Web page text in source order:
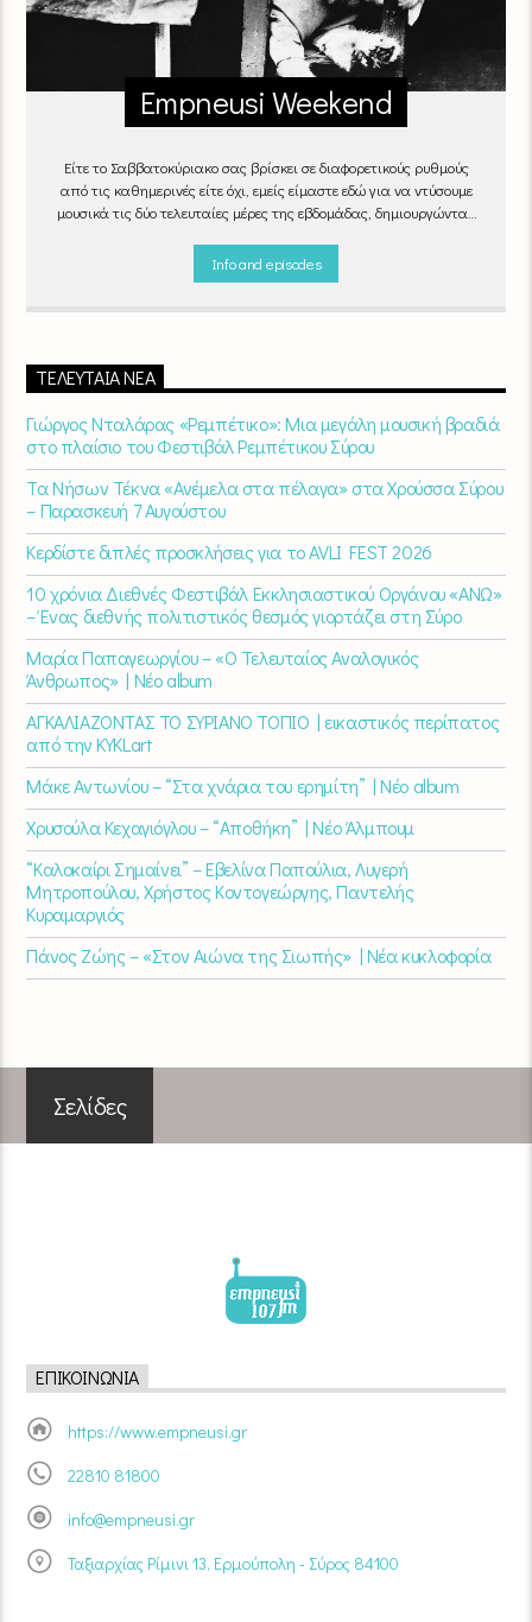
Empneusi Weekend
Είτε το Σαββατοκύριακο σας βρίσκει σε διαφορετικούς ρυθμούς
από τις καθημερινές είτε όχι, εμείς είμαστε εδώ για να ντύσουμε
μουσικά τις δύο τελευταίες μέρες της εβδομάδας, δημιουργώντας
Info and episodes
ΤΕΛΕΥΤΑΊΑ ΝΈΑ
Γιώργος Νταλάρας «Ρεμπέτικο»: Μια μεγάλη μουσική βραδιά
στο πλαίσιο του Φεστιβάλ Ρεμπέτικου Σύρου
Τα Νήσων Τέκνα «Ανέμελα στα πέλαγα» στα Χρούσσα Σύρου
– Παρασκευή 7 Αυγούστου
Κερδίστε διπλές προσκλήσεις για το AVLI FEST 2026
10 χρόνια Διεθνές Φεστιβάλ Εκκλησιαστικού Οργάνου «ΑΝΩ»
– Ένας διεθνής πολιτιστικός θεσμός γιορτάζει στη Σύρο​
Μαρία Παπαγεωργίου – «Ο Τελευταίος Αναλογικός
Άνθρωπος» | Νέο album
ΑΓΚΑΛΙΑΖΟΝΤΑΣ ΤΟ ΣΥΡΙΑΝΟ ΤΟΠΙΟ | εικαστικός περίπατος
από την KYKLart
Μάκε Αντωνίου – “Στα χνάρια του ερημίτη” | Νέο album
Χρυσούλα Κεχαγιόγλου – “Αποθήκη” | Νέο Άλμπουμ
“Καλοκαίρι Σημαίνει” – Εβελίνα Παπούλια, Λυγερή
Μητροπούλου, Χρήστος Κοντογεώργης, Παντελής
Κυραμαργιός
Πάνος Ζώης – «Στον Αιώνα της Σιωπής» | Νέα κυκλοφορία
Σελίδες
ΕΠΙΚΟΙΝΩΝΊΑ
https://www.empneusi.gr
22810 81800
info@empneusi.gr
Ταξιαρχίας Ρίμινι 13, Ερμούπολη - Σύρος 84100